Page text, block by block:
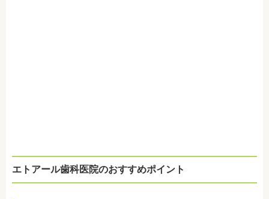
エトアール歯科医院のおすすめポイント